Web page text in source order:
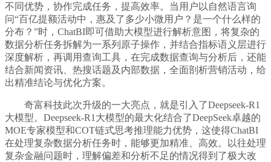
不同优势，协作完成任务，提高效率。当用户以自然语言询
问“百亿提额活动中，惠及了多少小微用户？是一个什么样的
分布？”时，ChatBI即可借助大模型进行解析意图，将复杂的
数据分析任务拆解为一系列原子操作，并结合指标语义层进行
深度解析，再调用查询工具，在完成数据查询与分析后，还能
结合新闻资讯、热搜话题及内部数据，全面剖析营销活动，给
出精准结论与优化方案。
奇富科技此次升级的一大亮点，就是引入了Deepseek-R1
大模型。Deepseek-R1大模型的最大化结合了DeepSeek卓越的
MOE专家模型和COT链式思考推理能力优势，这使得ChatBI
在处理复杂数据分析任务时，能够更加精准、高效。以往处理
复杂金融问题时，理解偏差和分析不足的情况得到了极大改